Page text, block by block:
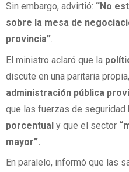
Sin embargo, advirtió: “No
sobre la mesa de
provincia”.
El ministro aclaró que la
discute en una paritaria
administración pública
que las fuerzas de seguridad
porcentual y que el sector
mayor”.
En paralelo, informó que las